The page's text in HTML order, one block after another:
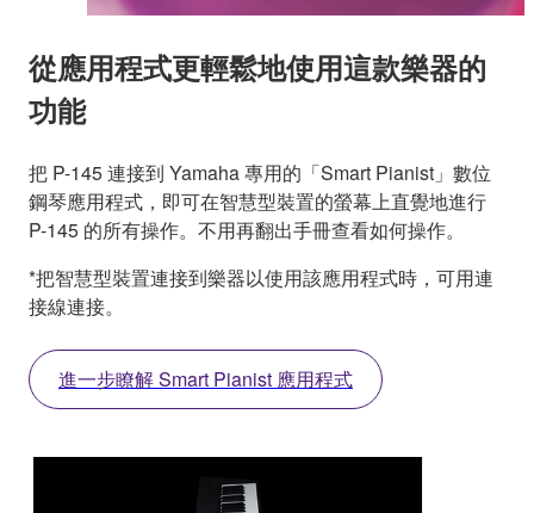
從應用程式更輕鬆地使用這款樂器的
功能
把 P-145 連接到 Yamaha 專用的「Smart Pianist」數位
鋼琴應用程式，即可在智慧型裝置的螢幕上直覺地進行
P-145 的所有操作。不用再翻出手冊查看如何操作。
*把智慧型裝置連接到樂器以使用該應用程式時，可用連
接線連接。
進一步瞭解 Smart Pianist 應用程式